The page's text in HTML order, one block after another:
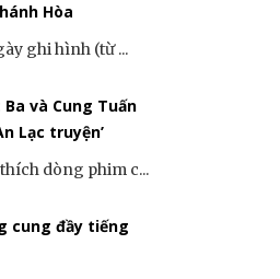
Hòa
ghi hình (từ ...
và Cung Tuấn
Lạc truyện’
dòng phim c...
cung đầy tiếng